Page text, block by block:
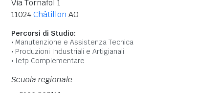
Via Tornafol 1
11024Châtillon AO
Percorsi di Studio:
Manutenzione e Assistenza Tecnica
Produzioni Industriali e Artigianali
Iefp Complementare
Scuola regionale